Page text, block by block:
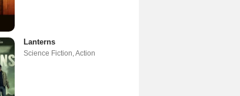
Lanterns
Science Fiction Action